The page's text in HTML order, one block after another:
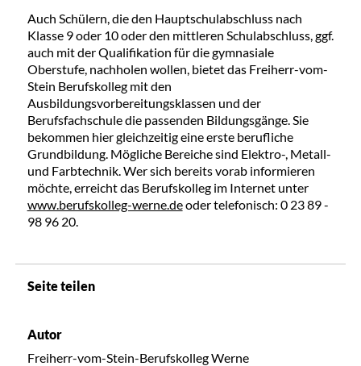
Auch Schülern, die den Hauptschulabschluss nach
Klasse 9 oder 10 oder den mittleren Schulabschluss, ggf.
auch mit der Qualifikation für die gymnasiale
Oberstufe, nachholen wollen, bietet das Freiherr-vom-
Stein Berufskolleg mit den
Ausbildungsvorbereitungsklassen und der
Berufsfachschule die passenden Bildungsgänge. Sie
bekommen hier gleichzeitig eine erste berufliche
Grundbildung. Mögliche Bereiche sind Elektro-, Metall-
und Farbtechnik. Wer sich bereits vorab informieren
möchte, erreicht das Berufskolleg im Internet unter
www.berufskolleg-werne.deoder telefonisch: 0 23 89 -
98 96 20.
Seite teilen
Autor
Freiherr-vom-Stein-Berufskolleg Werne